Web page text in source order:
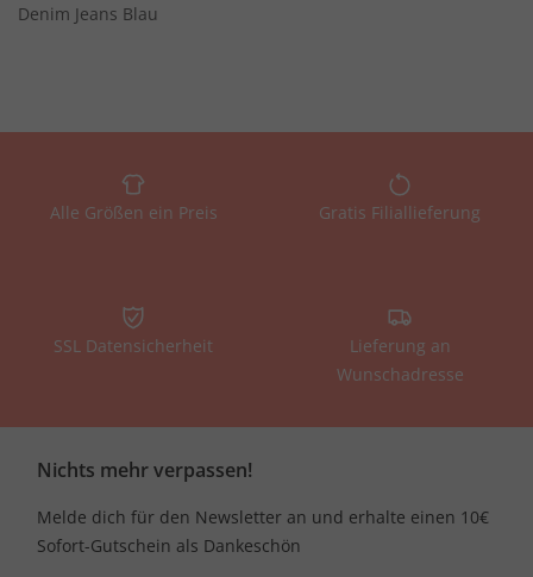
Denim Jeans Blau
Alle Größen ein Preis Gratis Filiallieferung
SSL Datensicherheit
Lieferung an
Wunschadresse
Nichts mehr verpassen!
Melde dich für den Newsletter an und erhalte einen 10€
Sofort-Gutschein als Dankeschön